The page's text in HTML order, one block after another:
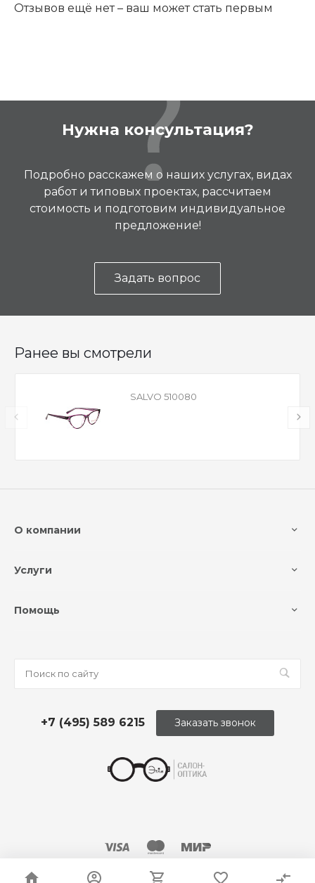
Отзывов ещё нет – ваш может стать первым
Нужна консультация?
Подробно расскажем о наших услугах, видах
работ и типовых проектах, рассчитаем
стоимость и подготовим индивидуальное
предложение!
Задать вопрос
Ранее вы смотрели
SALVO 510080
О компании
Услуги
Помощь
+7 (495) 589 6215 Заказать звонок